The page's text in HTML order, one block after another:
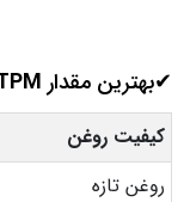
✔بهترین مقدار
کیفیت روغن
روغن تازه